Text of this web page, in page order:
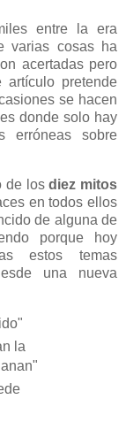
entre la era
varias cosas ha
acertadas pero
artículo pretende
se hacen
donde solo hay
erróneas sobre
de losdiez mitos
en todos ellos
de alguna de
porque hoy
estos temas
una nueva
la